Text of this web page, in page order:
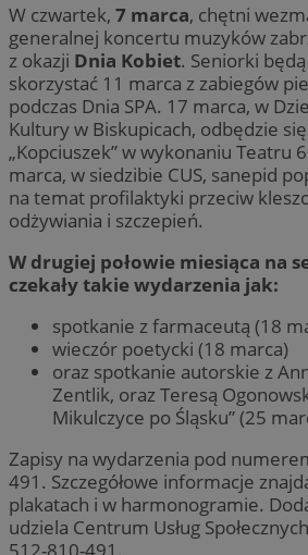
W czwartek, 7 marca, chętni
generalnej koncertu muzyków
z okazji Dnia Kobiet. Seniorki
skorzystać 11 marca z zabiegów
podczas Dnia SPA. 17 marca, w
Kultury w Biskupicach, odbędzie
„Kopciuszek” w wykonaniu Teatru
marca, w siedzibie CUS, sanepid
na temat profilaktyki przeciw
odżywiania i szczepień.
W drugiej połowie miesiąca na
czekały takie wydarzenia jak:
spotkanie z farmaceutą (18
wieczór poetycki (18 marca)
oraz spotkanie autorskie z
Zentlik, oraz Teresą
Mikulczyce po Śląsku” (25
Zapisy na wydarzenia pod
491. Szczegółowe informacje
plakatach i w harmonogramie.
udziela Centrum Usług